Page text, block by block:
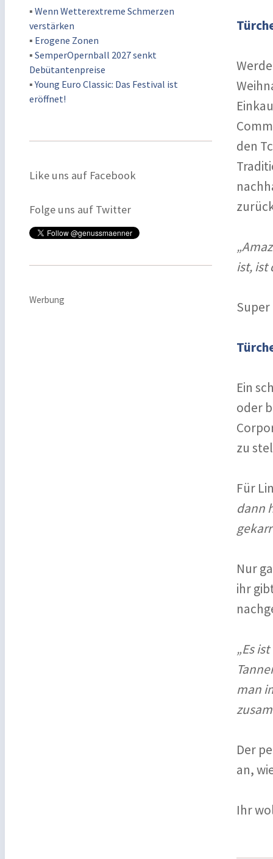
▪ Wenn Wetterextreme Schmerzen
verstärken
▪ Erogene Zonen
▪ SemperOpernball 2027 senkt
Debütantenpreise
▪Young Euro Classic: Das Festival ist
eröffnet!
Like uns auf Facebook
Folge uns auf Twitter
Werbung
den
ist, ist
Ein
oder
zu
Für
dann
Nur
ihr
„Es
man
Der
an,
Ihr